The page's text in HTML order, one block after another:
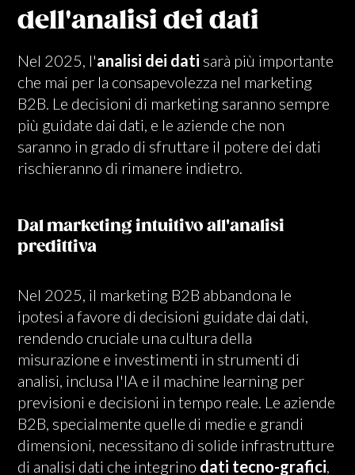
dell'analisi dei dati
Nel 2025, l'analisi dei dati sarà più importante
che mai per la consapevolezza nel marketing
B2B. Le decisioni di marketing saranno sempre
più guidate dai dati, e le aziende che non
saranno in grado di sfruttare il potere dei dati
rischieranno di rimanere indietro.
Dal marketing intuitivo all'analisi
predittiva
Nel 2025, il marketing B2B abbandona le
ipotesi a favore di decisioni guidate dai dati,
rendendo cruciale una cultura della
misurazione e investimenti in strumenti di
analisi, inclusa l'IA e il machine learning per
previsioni e decisioni in tempo reale. Le aziende
B2B, specialmente quelle di medie e grandi
dimensioni, necessitano di solide infrastrutture
di analisi dati che integrino dati tecno-grafici,